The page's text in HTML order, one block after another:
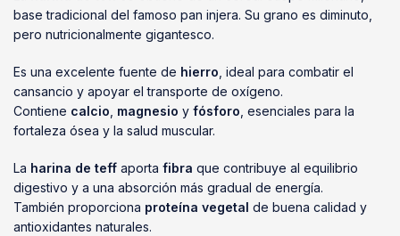
base tradicional del famoso pan injera. Su grano es diminuto,
pero nutricionalmente gigantesco.
Es una excelente fuente de hierro , ideal para combatir el
cansancio y apoyar el transporte de oxígeno.
Contiene calcio magnesio y fósforo , esenciales para la
fortaleza ósea y la salud muscular.
La harina de teff aporta fibra que contribuye al equilibrio
digestivo y a una absorción más gradual de energía.
También proporciona proteína vegetal de buena calidad y
antioxidantes naturales.